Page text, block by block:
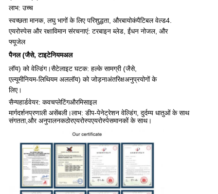
लाभ: उच्च
स्वच्छता मानक, लघु भागों के लिए परिशुद्धता, औरबायोकंपैटिबल वेल्ड4.
एयरोस्पेस और रक्षाविमान संरचनाएं: टरबाइन ब्लेड, ईंधन नोजल, और
फ्यूजेल
पैनल (जैसे, टाइटेनियमअल
लॉय) को वेल्डिंग।सैटेलाइट घटक: हल्के सामग्री (जैसे,
एल्यूमीनियम-लिथियम अललॉय) को जोड़नाअंतरिक्षअनुप्रयोगों के
लिए।
सैन्यहार्डवेयर: कवचप्लेटिंगऔरमिसाइल
मार्गदर्शनप्रणाली असेंबली।लाभ: डीप-पेनेट्रेशन वेल्डिंग, दुर्दम्य धातुओं के साथ
संगतता,और अनुपालनकठोरएयरोस्पएयरोस्पेसमानकों के साथ।